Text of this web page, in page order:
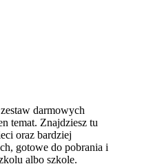
darmowych
temat. Znajdziesz tu
oraz bardziej
gotowe do pobrania i
albo szkole.